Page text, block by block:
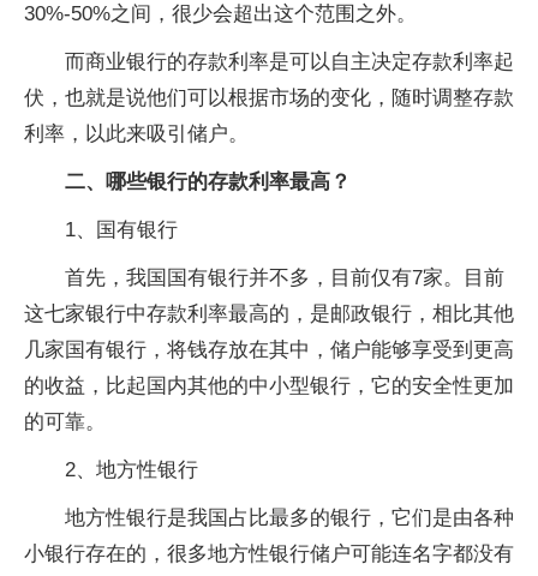
30%-50%之间，很少会超出这个范围之外。
而商业银行的存款利率是可以自主决定存款利率起
伏，也就是说他们可以根据市场的变化，随时调整存款
利率，以此来吸引储户。
二、哪些银行的存款利率最高？
1、国有银行
首先，我国国有银行并不多，目前仅有7家。目前
这七家银行中存款利率最高的，是邮政银行，相比其他
几家国有银行，将钱存放在其中，储户能够享受到更高
的收益，比起国内其他的中小型银行，它的安全性更加
的可靠。
2、地方性银行
地方性银行是我国占比最多的银行，它们是由各种
小银行存在的，很多地方性银行储户可能连名字都没有